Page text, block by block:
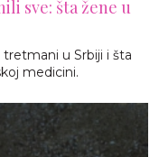
sve: šta žene u
u Srbiji i šta
medicini.